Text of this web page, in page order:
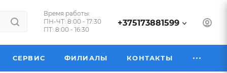
Время работы:
ПН-ЧТ: 8:00 - 17:30
ПТ: 8:00 - 16:30
+375173881599
СЕРВИС ФИЛИАЛЫ КОНТАКТЫ